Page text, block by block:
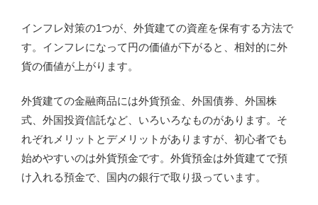
インフレ対策の1つが、外貨建ての資産を保有する方法で
す。インフレになって円の価値が下がると、相対的に外
貨の価値が上がります。
外貨建ての金融商品には外貨預金、外国債券、外国株
式、外国投資信託など、いろいろなものがあります。そ
れぞれメリットとデメリットがありますが、初心者でも
始めやすいのは外貨預金です。外貨預金は外貨建てで預
け入れる預金で、国内の銀行で取り扱っています。